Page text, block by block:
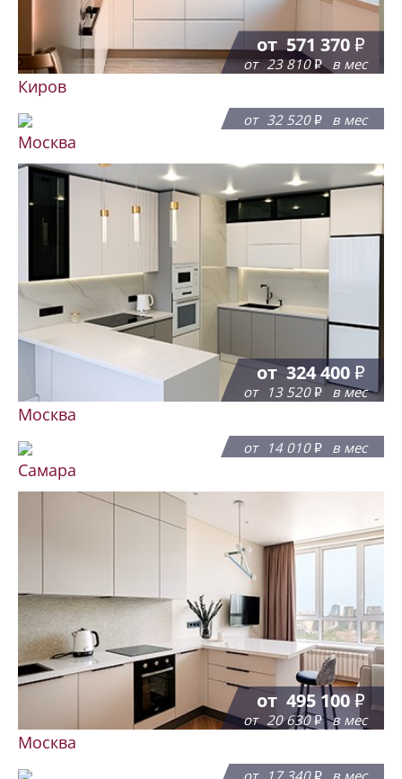
от 571 370
от 23 810 в мес
Киров
от 32 520 в мес
Москва
от 324 400
от 13 520 в мес
Москва
от 14 010 в мес
Самара
от 495 100
от 20 630 в мес
Москва
от 17 340 в мес